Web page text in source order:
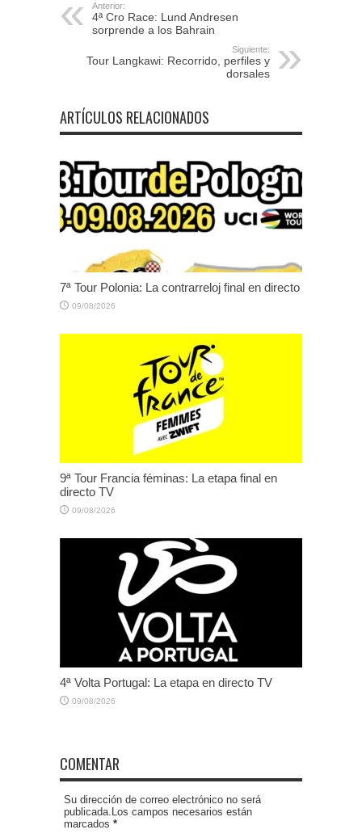
Anterior:
4ª Cro Race: Lund Andresen
sorprende a los Bahrain
Siguiente:
Tour Langkawi: Recorrido, perfiles y
dorsales
ARTÍCULOS RELACIONADOS
7ª Tour Polonia: La contrarreloj final en directo
09/08/2026
9ª Tour Francia féminas: La etapa final en
directo TV
09/08/2026
4ª Volta Portugal: La etapa en directo TV
09/08/2026
COMENTAR
Su dirección de correo electrónico no será
publicada.Los campos necesarios están
marcados *